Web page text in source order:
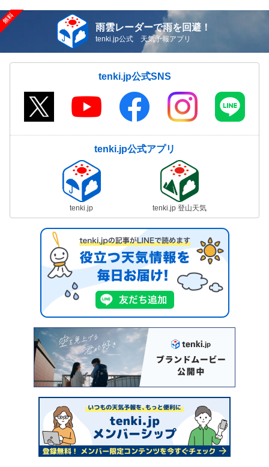
雨雲レーダーで雨を回避！
tenki.jp公式 天気予報アプリ
tenki.jp公式SNS
tenki.jp公式アプリ
tenki.jp tenki.jp 登山天気